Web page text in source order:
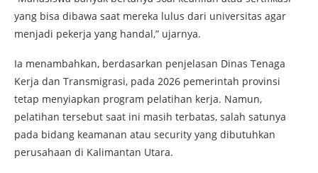
yang bisa dibawa saat mereka lulus dari universitas agar
menjadi pekerja yang handal,” ujarnya.
Ia menambahkan, berdasarkan penjelasan Dinas Tenaga
Kerja dan Transmigrasi, pada 2026 pemerintah provinsi
tetap menyiapkan program pelatihan kerja. Namun,
pelatihan tersebut saat ini masih terbatas, salah satunya
pada bidang keamanan atau security yang dibutuhkan
perusahaan di Kalimantan Utara.